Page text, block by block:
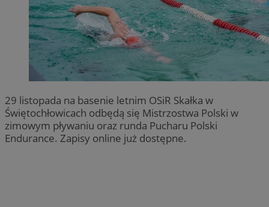
29 listopada na basenie letnim OSiR Skałka w
Świętochłowicach odbędą się Mistrzostwa Polski w
zimowym pływaniu oraz runda Pucharu Polski
Endurance. Zapisy online już dostępne.